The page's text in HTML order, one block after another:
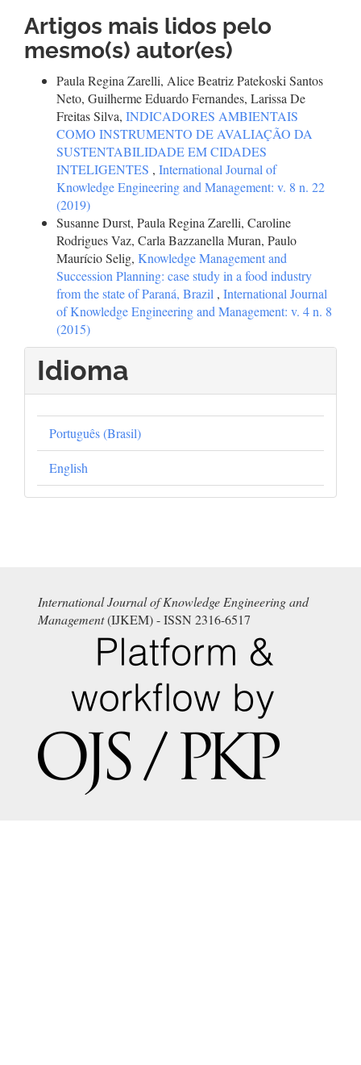
Artigos mais lidos pelo
mesmo(s) autor(es)
Paula Regina Zarelli, Alice Beatriz Patekoski Santos
Neto, Guilherme Eduardo Fernandes, Larissa De
Freitas Silva, INDICADORES AMBIENTAIS
COMO INSTRUMENTO DE AVALIAÇÃO DA
SUSTENTABILIDADE EM CIDADES
INTELIGENTES , International Journal of
Knowledge Engineering and Management: v. 8 n. 22
(2019)
Susanne Durst, Paula Regina Zarelli, Caroline
Rodrigues Vaz, Carla Bazzanella Muran, Paulo
Maurício Selig, Knowledge Management and
Succession Planning: case study in a food industry
from the state of Paraná, Brazil , International Journal
of Knowledge Engineering and Management: v. 4 n. 8
(2015)
Idioma
Português (Brasil)
English
International Journal of Knowledge Engineering and
Management(IJKEM) - ISSN 2316-6517